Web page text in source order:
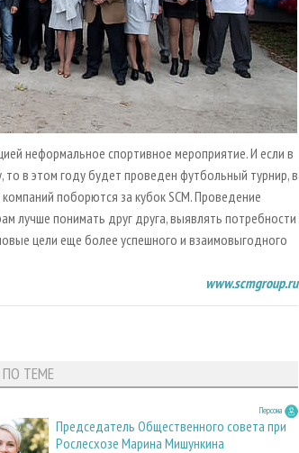
неформальное спортивное мероприятие. И если в
то в этом году будет проведен футбольный турнир, в
поборются за кубок SCM. Проведение
лучше понимать друг друга, выявлять потребности
цели еще более успешного и взаимовыгодного
www.scmgroup.ru
ПО ТЕМЕ
Персона
Председатель Общественного совета при
Рослесхозе Марина Мишункина